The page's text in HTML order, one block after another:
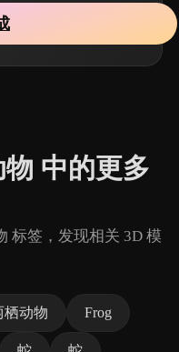
中的更多
标签，发现相关 3D 模
栖动物 Frog